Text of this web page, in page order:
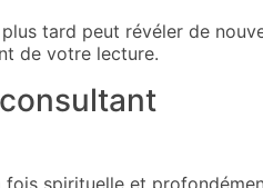
tard peut révéler de
de votre lecture.
fois spirituelle et